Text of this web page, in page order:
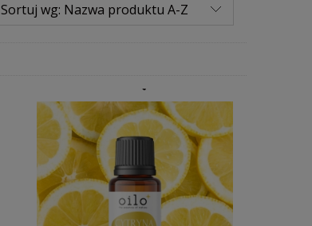
Sortuj wg: Nazwa produktu A-Z